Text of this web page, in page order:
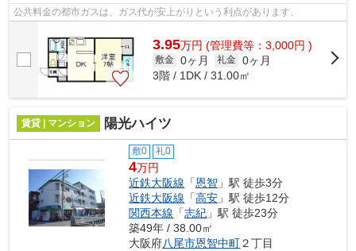
公共料金の都市ガスは、ガス代が安上がりという利点があります、
3.95万円 (管理費等：3,000円 )
敷金 0ヶ月 礼金 0ヶ月
3階 / 1DK / 31.00㎡
賃貸 | マンション 陽光ハイツ
敷0 礼0
4万円
近鉄大阪線 「恩智 」駅 徒歩3分
近鉄大阪線 「高安 」駅 徒歩12分
関西本線 「志紀 」駅 徒歩23分
築49年 / 38.00㎡
大阪府八尾市恩智中町２丁目